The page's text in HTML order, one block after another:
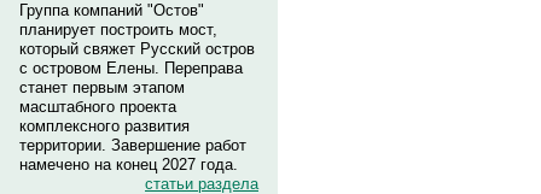
Группа компаний "Остов"
планирует построить мост,
который свяжет Русский остров
с островом Елены. Переправа
станет первым этапом
масштабного проекта
комплексного развития
территории. Завершение работ
намечено на конец 2027 года.
статьи раздела